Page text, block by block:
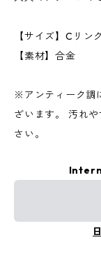
【サイズ】Cリン
【素材】合金
※アンティーク調
ざいます。 汚れ
さい。